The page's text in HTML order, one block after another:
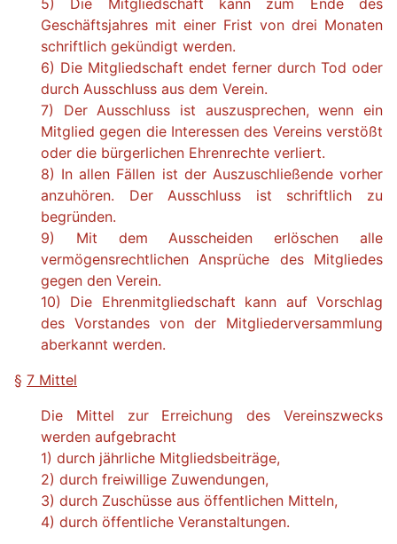
Geschäftsjahres mit einer Frist von drei Monaten
schriftlich gekündigt werden.
6) Die Mitgliedschaft endet ferner durch Tod oder
durch Ausschluss aus dem Verein.
7) Der Ausschluss ist auszusprechen, wenn ein
Mitglied gegen die Interessen des Vereins verstößt
oder die bürgerlichen Ehrenrechte verliert.
8) In allen Fällen ist der Auszuschließende vorher
anzuhören. Der Ausschluss ist schriftlich zu
begründen.
9) Mit dem Ausscheiden erlöschen alle
vermögensrechtlichen Ansprüche des Mitgliedes
gegen den Verein.
10) Die Ehrenmitgliedschaft kann auf Vorschlag
des Vorstandes von der Mitgliederversammlung
aberkannt werden.
§ 7 Mittel
Die Mittel zur Erreichung des Vereinszwecks
werden aufgebracht
1) durch jährliche Mitgliedsbeiträge,
2) durch freiwillige Zuwendungen,
3) durch Zuschüsse aus öffentlichen Mitteln,
4) durch öffentliche Veranstaltungen.